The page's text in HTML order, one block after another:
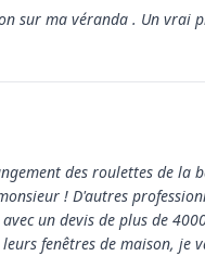
sur ma véranda . Un vrai
des roulettes de
! D'autres
un devis de plus de
fenêtres de maison, je